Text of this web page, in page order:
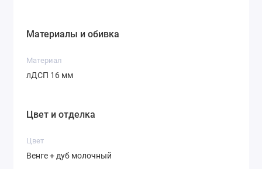
Материалы и обивка
Материал
лДСП 16 мм
Цвет и отделка
Цвет
Венге + дуб молочный